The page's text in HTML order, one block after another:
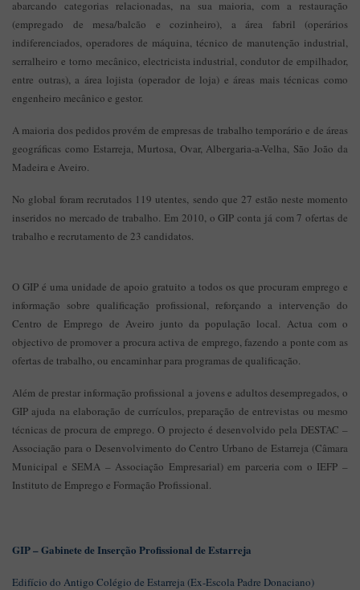
abarcando categorias relacionadas, na sua maioria, com a restauração
(empregado de mesa/balcão e cozinheiro), a área fabril (operários
indiferenciados, operadores de máquina, técnico de manutenção industrial,
serralheiro e torno mecânico, electricista industrial, condutor de empilhador,
entre outras), a área lojista (operador de loja) e áreas mais técnicas como
engenheiro mecânico e gestor.
A maioria dos pedidos provém de empresas de trabalho temporário e de áreas
geográficas como Estarreja, Murtosa, Ovar, Albergaria-a-Velha, São João da
Madeira e Aveiro.
No global foram recrutados 119 utentes, sendo que 27 estão neste momento
inseridos no mercado de trabalho. Em 2010, o GIP conta já com 7 ofertas de
trabalho e recrutamento de 23 candidatos.
O GIP é uma unidade de apoio gratuito a todos os que procuram emprego e
informação sobre qualificação profissional, reforçando a intervenção do
Centro de Emprego de Aveiro junto da população local. Actua com o
objectivo de promover a procura activa de emprego, fazendo a ponte com as
ofertas de trabalho, ou encaminhar para programas de qualificação.
Além de prestar informação profissional a jovens e adultos desempregados, o
GIP ajuda na elaboração de currículos, preparação de entrevistas ou mesmo
técnicas de procura de emprego. O projecto é desenvolvido pela DESTAC –
Associação para o Desenvolvimento do Centro Urbano de Estarreja (Câmara
Municipal e SEMA – Associação Empresarial) em parceria com o IEFP –
Instituto de Emprego e Formação Profissional.
GIP – Gabinete de Inserção Profissional de Estarreja
Edifício do Antigo Colégio de Estarreja (Ex-Escola Padre Donaciano)